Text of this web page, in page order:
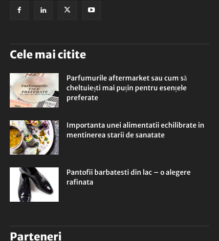
Cele mai citite
Parfumurile aftermarket sau cum să
cheltuiești mai puțin pentru esențele
preferate
Importanta unei alimentatii echilibrate in
mentinerea starii de sanatate
Pantofii barbatesti din lac – o alegere
rafinata
Parteneri